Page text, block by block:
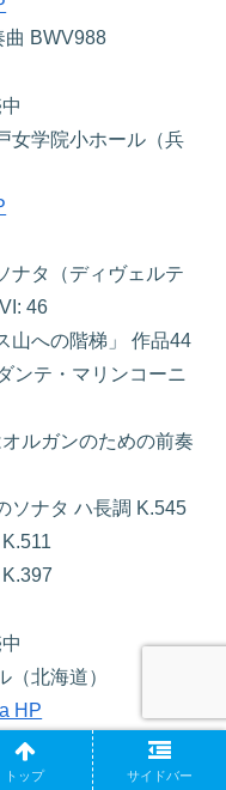
曲 BWV988
女学院小ホール（兵
ナタ（ディヴェルテ
46
山への階梯」 作品44
ンテ・マリンコーニ
ルガンのための前奏
ソナタ ハ長調 K.545
北海道）
HP
BWV988
トップ サイドバー